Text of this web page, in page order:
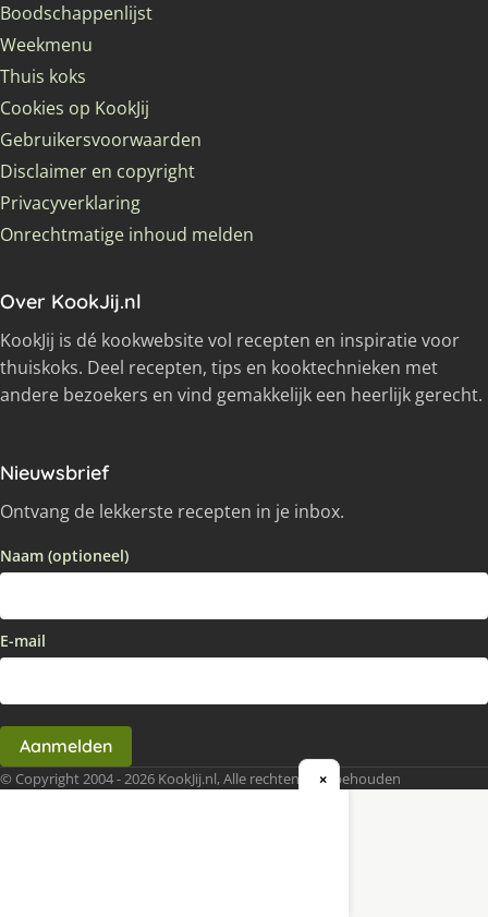
Boodschappenlijst
Weekmenu
Thuis koks
Cookies op KookJij
Gebruikersvoorwaarden
Disclaimer en copyright
Privacyverklaring
Onrechtmatige inhoud melden
Over KookJij.nl
KookJij is dé kookwebsite vol recepten en inspiratie voor
thuiskoks. Deel recepten, tips en kooktechnieken met
andere bezoekers en vind gemakkelijk een heerlijk gerecht.
Nieuwsbrief
Ontvang de lekkerste recepten in je inbox.
Naam (optioneel)
E-mail
Aanmelden
© Copyright 2004 - 2026 KookJij.nl, Alle rechten voorbehouden
×